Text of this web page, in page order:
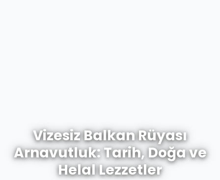
Vizesiz Balkan Rüyası
Arnavutluk: Tarih, Doğa ve
Helal Lezzetler